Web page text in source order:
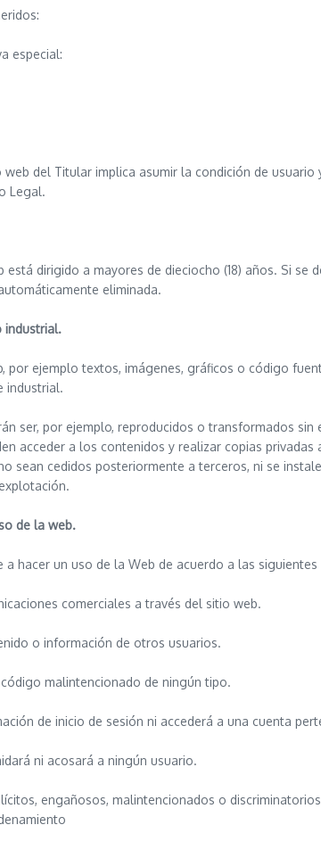
especial:
del Titular implica asumir la condición de
Legal.
está dirigido a mayores de dieciocho (18) años. Si se
eliminada.
industrial.
por ejemplo textos, imágenes, gráficos o código
industrial.
ser, por ejemplo, reproducidos o transformados sin
acceder a los contenidos y realizar copias privadas
sean cedidos posteriormente a terceros, ni se
de la web.
a hacer un uso de la Web de acuerdo a las siguientes
comerciales a través del sitio web.
o información de otros usuarios.
malintencionado de ningún tipo.
de inicio de sesión ni accederá a una cuenta
ni acosará a ningún usuario.
engañosos, malintencionados o